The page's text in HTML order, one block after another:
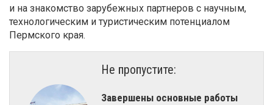
и на знакомство зарубежных партнеров с научным,
технологическим и туристическим потенциалом
Пермского края.
Не пропустите:
Завершены основные работы